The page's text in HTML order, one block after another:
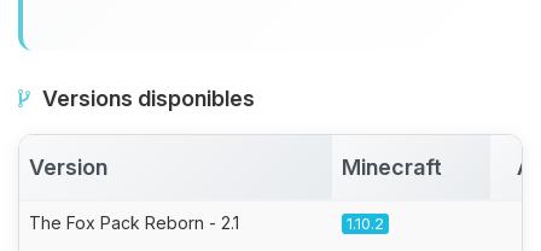
Versions disponibles
Version Minecraft
The Fox Pack Reborn - 2.1 1.10.2